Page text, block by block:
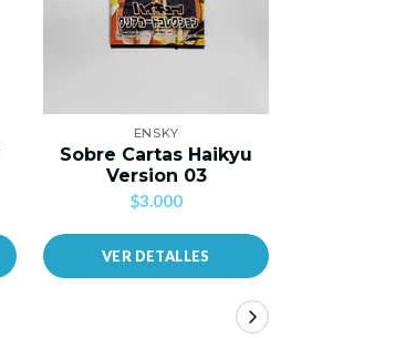
ENSKY
Sobre Cartas Haikyu
Version 03
$3.000
VER DETALLES